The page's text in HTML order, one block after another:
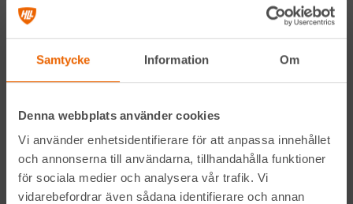
Samtycke Information Om
Denna webbplats använder cookies
Vi använder enhetsidentifierare för att anpassa innehållet
och annonserna till användarna, tillhandahålla funktioner
för sociala medier och analysera vår trafik. Vi
vidarebefordrar även sådana identifierare och annan
Instagram
LinkedIn
Navigation
Våra maskiner
Våra depåer